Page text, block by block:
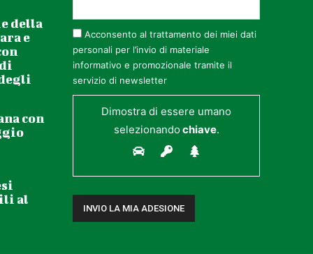
della
e
con
al
Acconsento al trattamento dei miei dati
personali per l’invio di materiale
informativo e promozionale tramite il
servizio di newsletter
Dimostra di essere umano
selezionandochiave.